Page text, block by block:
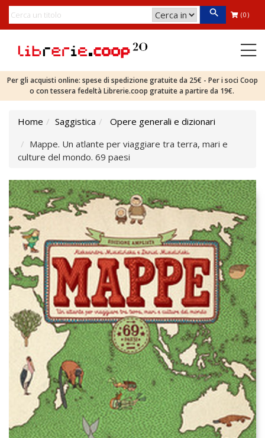
(0)
Per gli acquisti online: spese di spedizione gratuite da 25€ - Per i soci Coop
o con tessera fedeltà Librerie.coop gratuite a partire da 19€.
Home Saggistica
Opere generali e dizionari
Mappe. Un atlante per viaggiare tra terra, mari e
culture del mondo. 69 paesi